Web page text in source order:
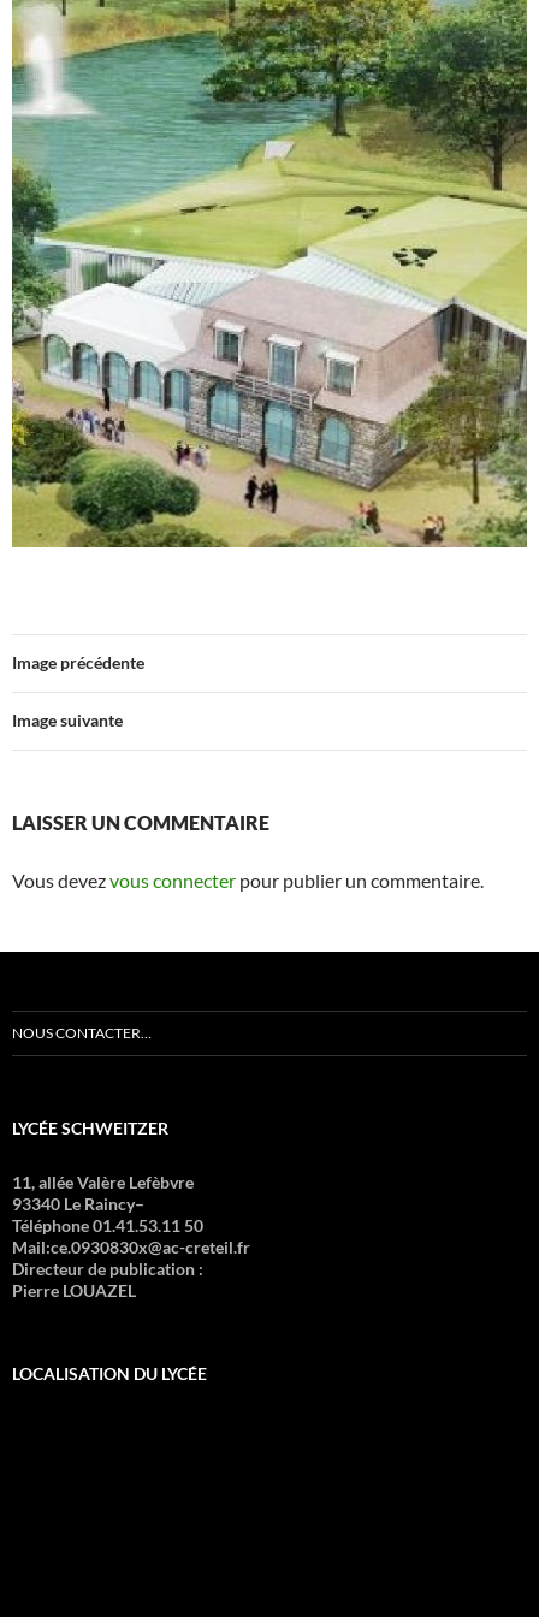
Image précédente
Image suivante
LAISSER UN COMMENTAIRE
Vous devezvous connecter pour publier un commentaire.
NOUS CONTACTER…
LYCÉE SCHWEITZER
11, allée Valère Lefèbvre
93340 Le Raincy–
Téléphone 01.41.53.11 50
Mail:ce.0930830x@ac-creteil.fr
Directeur de publication :
Pierre LOUAZEL
LOCALISATION DU LYCÉE